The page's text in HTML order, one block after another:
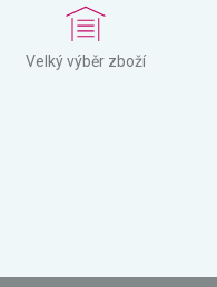
Velký výběr zboží